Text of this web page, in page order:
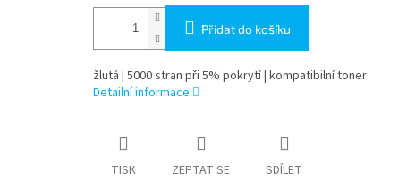
Přidat do košíku
žlutá | 5000 stran při 5% pokrytí | kompatibilní toner
Detailní informace
TISK ZEPTAT SE SDÍLET